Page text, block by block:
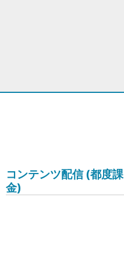
コンテンツ配信 (都度課
金)